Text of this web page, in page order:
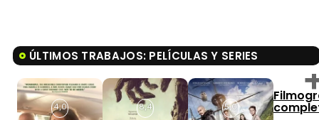
ÚLTIMOS TRABAJOS: PELÍCULAS Y SERIES
4,0 8,4 5,0